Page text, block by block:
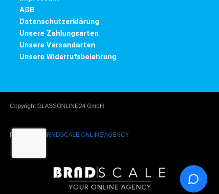
AGB
Datenschutzerklärung
Unsere Zahlungsarten
Unsere Versandarten
Unsere Widerrufsbelehrung
Copyright GLASSONLINE24 GmbH
Powered by BRNDSCALE ONLINE AGENCY